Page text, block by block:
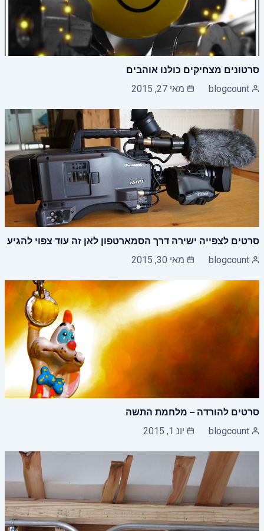
סרטונים מצחיקים כולנו אוהבים
blogcount מאי 27, 2015
סרטים לצפייה ישירה דרך הסמארטפון לאן זה עוד צפוי להגיע
blogcount מאי 30, 2015
סרטים להורדה – מלחמת התשה
blogcount יונ 1, 2015